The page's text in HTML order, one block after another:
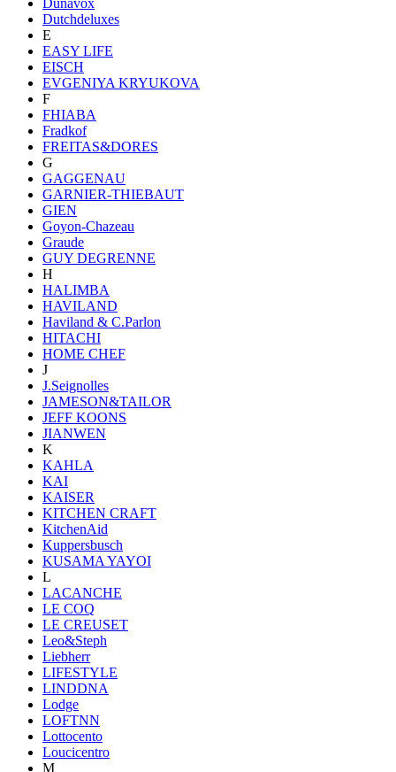
Dutchdeluxes
E
EASY LIFE
EISCH
EVGENIYA KRYUKOVA
F
FHIABA
Fradkof
FREITAS&DORES
G
GAGGENAU
GARNIER-THIEBAUT
GIEN
Goyon-Chazeau
Graude
GUY DEGRENNE
H
HALIMBA
HAVILAND
Haviland & C.Parlon
HITACHI
HOME CHEF
J
J.Seignolles
JAMESON&TAILOR
JEFF KOONS
JIANWEN
K
KAHLA
KAI
KAISER
KITCHEN CRAFT
KitchenAid
Kuppersbusch
KUSAMA YAYOI
L
LACANCHE
LE COQ
LE CREUSET
Leo&Steph
Liebherr
LIFESTYLE
LINDDNA
Lodge
LOFTNN
Lottocento
Loucicentro
M